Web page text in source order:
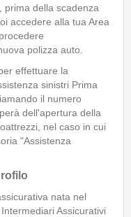
prima della scadenza
accedere alla tua Area
polizza auto.
per effettuare la
sinistri Prima
il numero
dell'apertura della
nel caso in cui
"Assistenza
nata nel
Assicurativi